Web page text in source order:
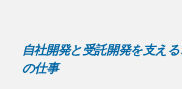
自社開発と受託開発を支え
の仕事